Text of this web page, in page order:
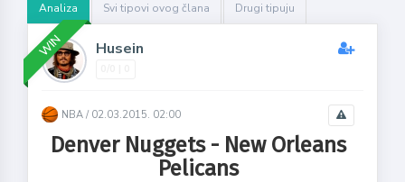
Analiza Svi tipovi ovog člana Drugi tipuju
WIN Husein
NBA / 02.03.2015. 02:00
Denver Nuggets - New Orleans
Pelicans